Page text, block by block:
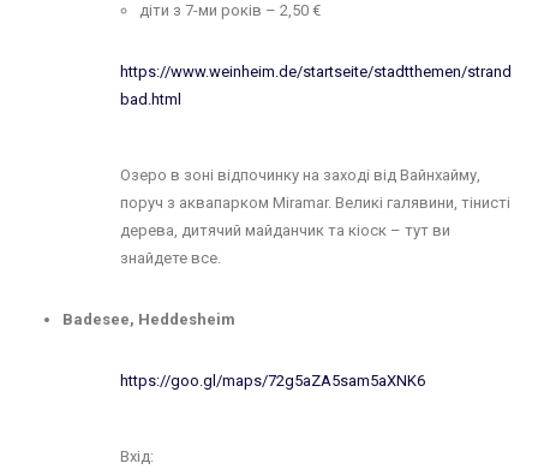
діти з 7-ми років – 2,50 €
https://www.weinheim.de/startseite/stadtthemen/strand
bad.html
Озеро в зоні відпочинку на заході від Вайнхайму,
поруч з аквапарком Miramar. Великі галявини, тінисті
дерева, дитячий майданчик та кіоск – тут ви
знайдете все.
Badesee, Heddesheim
https://goo.gl/maps/72g5aZA5sam5aXNK6
Вхід: